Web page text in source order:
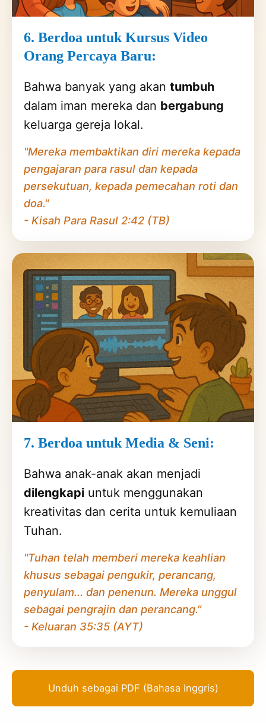
6. Berdoa untuk Kursus Video
Orang Percaya Baru:
Bahwa banyak yang akan tumbuh
dalam iman mereka dan bergabung
keluarga gereja lokal.
"Mereka membaktikan diri mereka kepada
pengajaran para rasul dan kepada
persekutuan, kepada pemecahan roti dan
doa."
- Kisah Para Rasul 2:42 (TB)
7. Berdoa untuk Media & Seni:
Bahwa anak-anak akan menjadi
dilengkapi untuk menggunakan
kreativitas dan cerita untuk kemuliaan
Tuhan.
"Tuhan telah memberi mereka keahlian
khusus sebagai pengukir, perancang,
penyulam... dan penenun. Mereka unggul
sebagai pengrajin dan perancang."
- Keluaran 35:35 (AYT)
Unduh sebagai PDF (Bahasa Inggris)